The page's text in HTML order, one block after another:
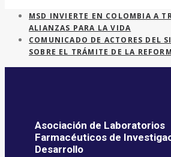
MSD INVIERTE EN COLOMBIA A
ALIANZAS PARA LA VIDA
COMUNICADO DE ACTORES DEL
SOBRE EL TRÁMITE DE LA
Asociación de Laboratorios
Farmacéuticos de
Desarrollo